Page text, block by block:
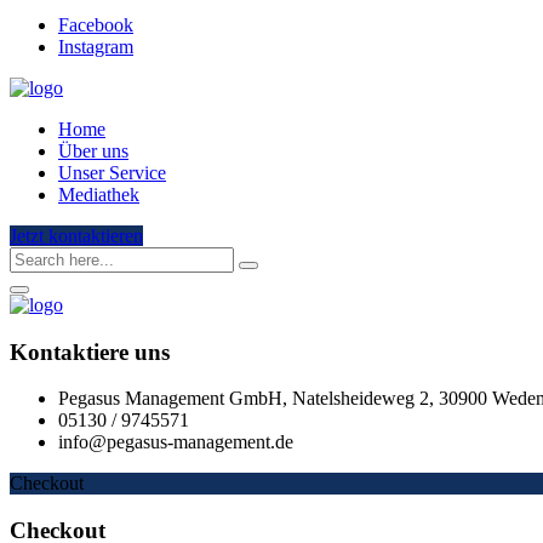
Facebook
Instagram
Home
Über uns
Unser Service
Mediathek
Jetzt kontaktieren
Kontaktiere uns
Pegasus Management GmbH, Natelsheideweg 2, 30900
05130 / 9745571
info@pegasus-management.de
Checkout
Checkout